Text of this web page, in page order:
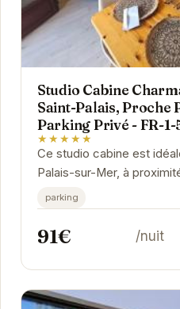
Studio Cabine
Saint-Palais, Proche
Parking Privé - FR-
★★★★★
Ce studio cabine est
Palais-sur-Mer, à
commerces et des
parking
91€ /nuit